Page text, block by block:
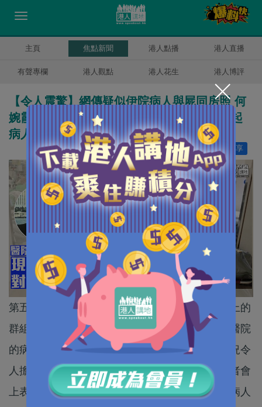
主頁 焦點新聞 港人點播 港人直播
有聲專欄 港人觀點 港人花生 港人博評
【令人震驚】網傳疑似伊院病人與屍同房照 何
婉霞：屬較早時候舊照片已經處理好、對引起
病人不安致歉
分享
讚好 25
第五波疫情持續令本港醫療系統瀕臨崩潰，有網上的
群組流傳出一張照片，據傳媒報道疑是伊利沙伯醫院
的病房內，有大量遺體與病人同處一間病房，情況令
人擔憂。醫院管理局總行政經理何婉霞在疫情記者會
上表示，理解部分遺體在病房未能移走，會引起病人